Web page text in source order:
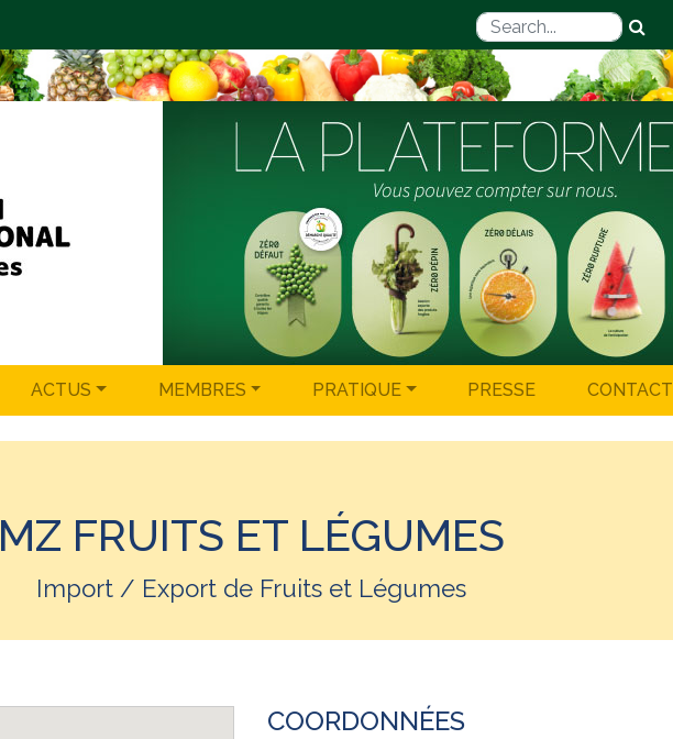
ACTUS MEMBRES PRATIQUE PRESSE CONTACT
MZ FRUITS ET LÉGUMES
Import / Export de Fruits et Légumes
COORDONNÉES